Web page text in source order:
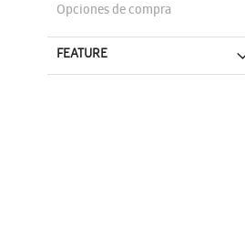
Opciones de compra
FEATURE